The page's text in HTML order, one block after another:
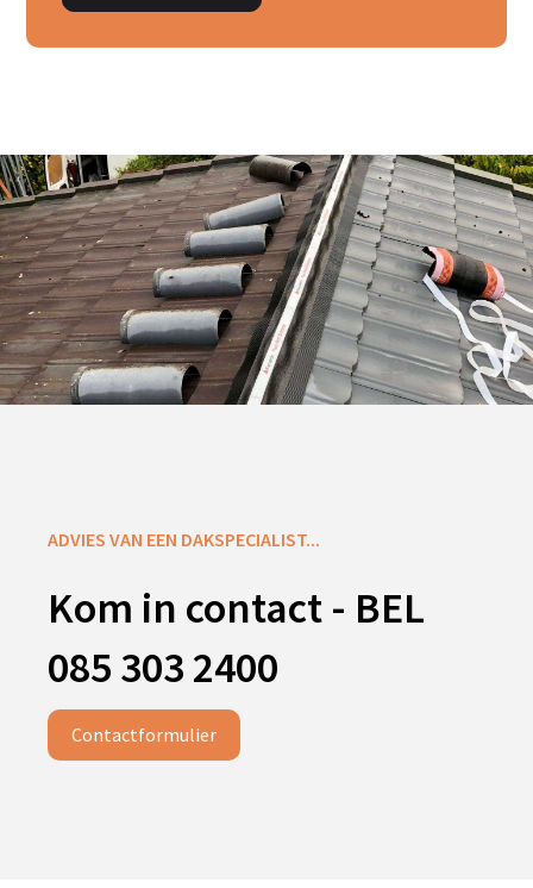
ADVIES VAN EEN DAKSPECIALIST...
Kom in contact - BEL
085 303 2400
Contactformulier